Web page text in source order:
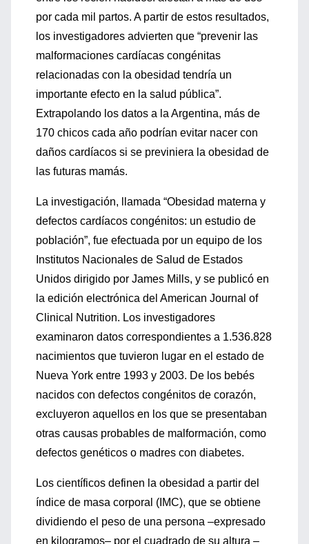
por cada mil partos. A partir de estos resultados,
los investigadores advierten que “prevenir las
malformaciones cardíacas congénitas
relacionadas con la obesidad tendría un
importante efecto en la salud pública”.
Extrapolando los datos a la Argentina, más de
170 chicos cada año podrían evitar nacer con
daños cardíacos si se previniera la obesidad de
las futuras mamás.
La investigación, llamada “Obesidad materna y
defectos cardíacos congénitos: un estudio de
población”, fue efectuada por un equipo de los
Institutos Nacionales de Salud de Estados
Unidos dirigido por James Mills, y se publicó en
la edición electrónica del American Journal of
Clinical Nutrition. Los investigadores
examinaron datos correspondientes a 1.536.828
nacimientos que tuvieron lugar en el estado de
Nueva York entre 1993 y 2003. De los bebés
nacidos con defectos congénitos de corazón,
excluyeron aquellos en los que se presentaban
otras causas probables de malformación, como
defectos genéticos o madres con diabetes.
Los científicos definen la obesidad a partir del
índice de masa corporal (IMC), que se obtiene
dividiendo el peso de una persona –expresado
en kilogramos– por el cuadrado de su altura –